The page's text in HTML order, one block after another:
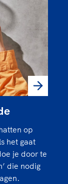
op
het gaat
je door te
die nodig